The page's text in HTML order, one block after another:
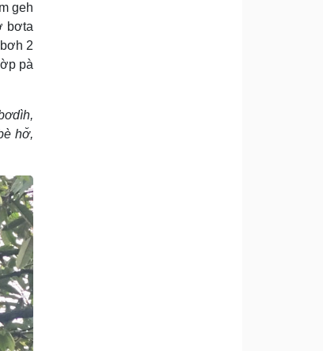
geh
bơta
2
pà
hơ̆,